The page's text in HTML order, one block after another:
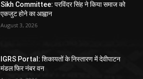
Sikh Committee: परविंदर सिंह ने किया समाज को
एकजुट होने का आह्वान
August 3, 2026
IGRS Portal: शिकायतों के निस्तारण में देवीपाटन
मंडल फिर नंबर वन